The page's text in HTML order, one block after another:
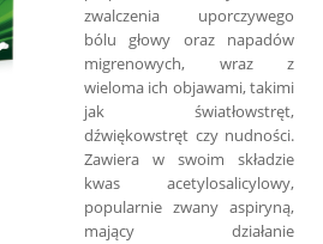
zwalczenia uporczywego
bólu głowy oraz napadów
migrenowych, wraz z
wieloma ich objawami, takimi
jak światłowstręt,
dźwiękowstręt czy nudności.
Zawiera w swoim składzie
kwas acetylosalicylowy,
popularnie zwany aspiryną,
mający działanie